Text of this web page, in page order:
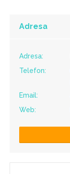
Adresa
Adresa:
Telefon:
Email:
Web: